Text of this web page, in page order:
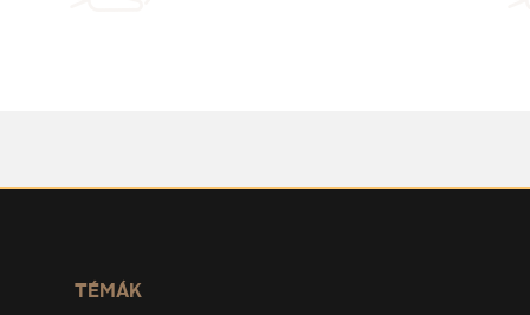
TÉMÁK